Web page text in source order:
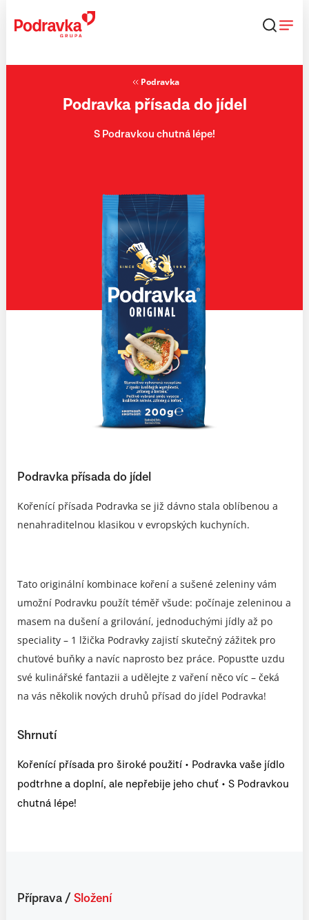
obsahu
Podravka
Podravka přísada do jídel
S Podravkou chutná lépe!
Podravka přísada do jídel
Kořenící přísada Podravka se již dávno stala oblíbenou a
nenahraditelnou klasikou v evropských kuchyních.
Tato originální kombinace koření a sušené zeleniny vám
umožní Podravku použít téměř všude: počínaje zeleninou a
masem na dušení a grilování, jednoduchými jídly až po
speciality – 1 lžička Podravky zajistí skutečný zážitek pro
chuťové buňky a navíc naprosto bez práce. Popusťte uzdu
své kulinářské fantazii a udělejte z vaření něco víc – čeká
na vás několik nových druhů přísad do jídel Podravka!
Shrnutí
Kořenící přísada pro široké použití • Podravka vaše jídlo
podtrhne a doplní, ale nepřebije jeho chuť • S Podravkou
chutná lépe!
Příprava / Složení